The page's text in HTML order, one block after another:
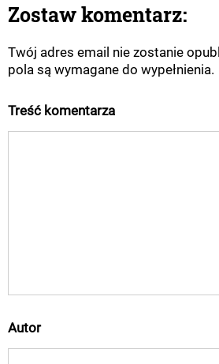
Zostaw komentarz:
Twój adres email nie zostanie
pola są wymagane do wypełnienia.
Treść komentarza
Autor